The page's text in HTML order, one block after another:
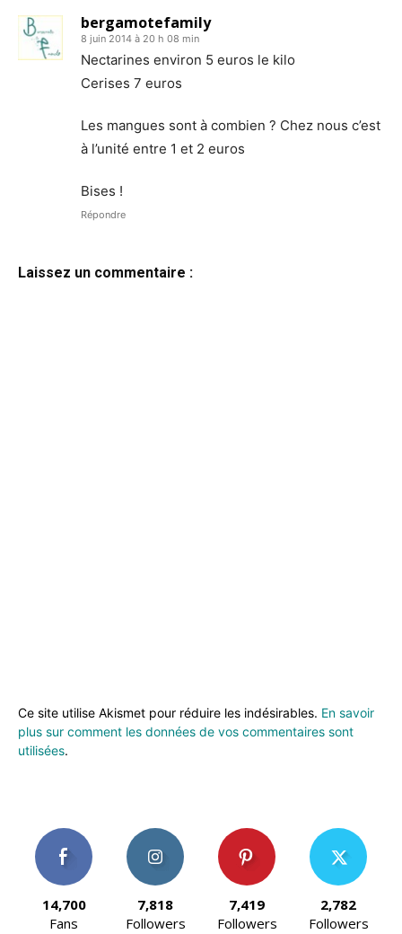
bergamotefamily
8 juin 2014 à 20 h 08 min
Nectarines environ 5 euros le kilo
Cerises 7 euros
Les mangues sont à combien ? Chez nous c’est
à l’unité entre 1 et 2 euros
Bises !
Répondre
Laissez un commentaire :
Ce site utilise Akismet pour réduire les indésirables. En savoir
plus sur comment les données de vos commentaires sont
utilisées.
14,700
Fans
7,818
Followers
7,419
Followers
2,782
Followers